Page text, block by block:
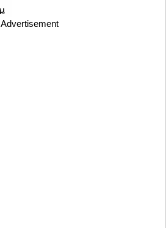
Advertisement